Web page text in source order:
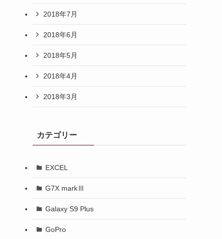
2018年7月
2018年6月
2018年5月
2018年4月
2018年3月
カテゴリー
EXCEL
G7X markⅢ
Galaxy S9 Plus
GoPro